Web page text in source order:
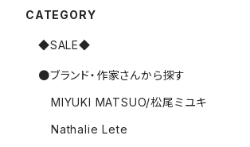
CATEGORY
◆SALE◆
●ブランド・作家さんから探す
MIYUKI MATSUO/松尾ミユキ
Nathalie Lete